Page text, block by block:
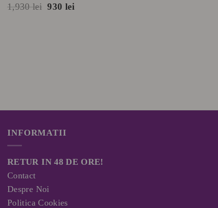
1,930lei Prețul
930 leiPrețul
INFORMATII
RETUR IN 48 DE ORE!
Contact
Despre Noi
Politica Cookies